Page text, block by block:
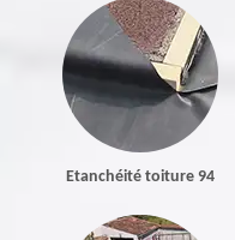
Etanchéité toiture 94